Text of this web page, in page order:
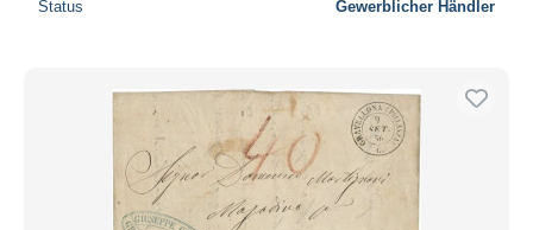
Status Gewerblicher Händler